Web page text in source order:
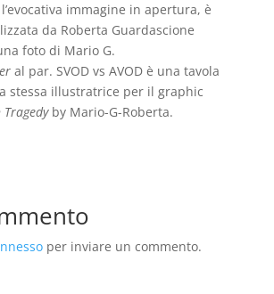
immagine in apertura, è
da Roberta Guardascione
foto di Mario G.
al par. SVOD vs AVOD è una tavola
stessa illustratrice per il graphic
by Mario-G-Roberta.
per inviare un commento.